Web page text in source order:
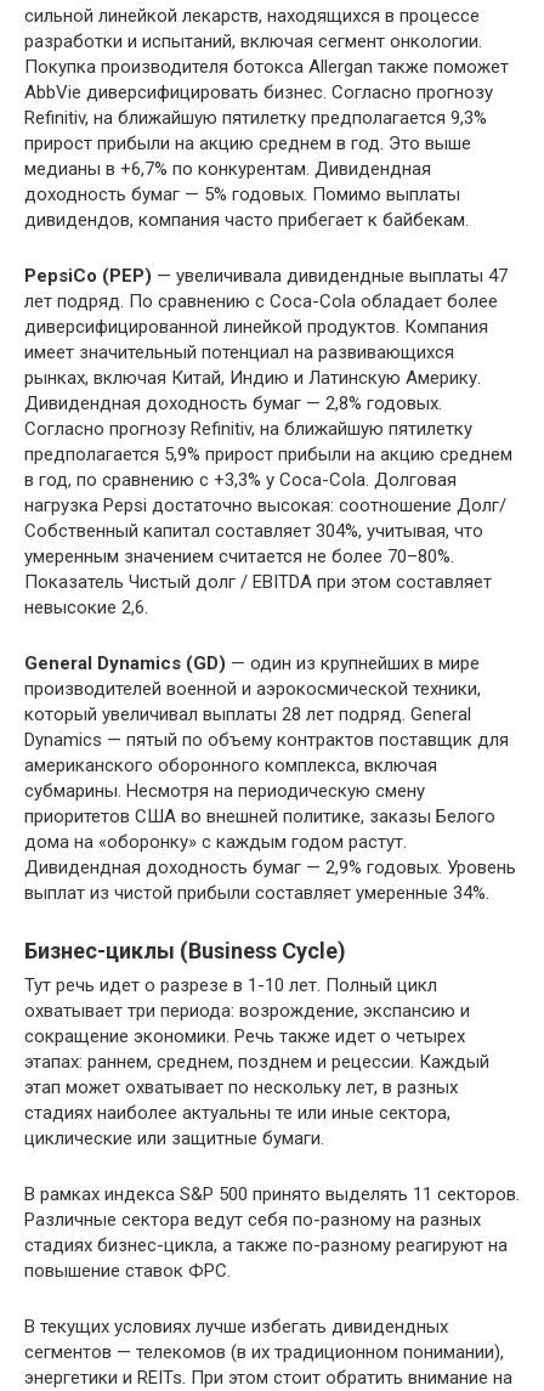
сильной линейкой лекарств, находящихся в процессе
разработки и испытаний, включая сегмент онкологии.
Покупка производителя ботокса Allergan также поможет
AbbVie диверсифицировать бизнес. Согласно прогнозу
Refinitiv, на ближайшую пятилетку предполагается 9,3%
прирост прибыли на акцию среднем в год. Это выше
медианы в +6,7% по конкурентам. Дивидендная
доходность бумаг — 5% годовых. Помимо выплаты
дивидендов, компания часто прибегает к байбекам.
PepsiCo (PEP) — увеличивала дивидендные выплаты 47
лет подряд. По сравнению с Coca-Cola обладает более
диверсифицированной линейкой продуктов. Компания
имеет значительный потенциал на развивающихся
рынках, включая Китай, Индию и Латинскую Америку.
Дивидендная доходность бумаг — 2,8% годовых.
Согласно прогнозу Refinitiv, на ближайшую пятилетку
предполагается 5,9% прирост прибыли на акцию среднем
в год, по сравнению с +3,3% у Coca-Cola. Долговая
нагрузка Pepsi достаточно высокая: соотношение Долг/
Собственный капитал составляет 304%, учитывая, что
умеренным значением считается не более 70–80%.
Показатель Чистый долг / EBITDA при этом составляет
невысокие 2,6.
General Dynamics (GD) — один из крупнейших в мире
производителей военной и аэрокосмической техники,
который увеличивал выплаты 28 лет подряд. General
Dynamics — пятый по объему контрактов поставщик для
американского оборонного комплекса, включая
субмарины. Несмотря на периодическую смену
приоритетов США во внешней политике, заказы Белого
дома на «оборонку» с каждым годом растут.
Дивидендная доходность бумаг — 2,9% годовых. Уровень
выплат из чистой прибыли составляет умеренные 34%.
Бизнес-циклы (Business Cycle)
Тут речь идет о разрезе в 1-10 лет. Полный цикл
охватывает три периода: возрождение, экспансию и
сокращение экономики. Речь также идет о четырех
этапах: раннем, среднем, позднем и рецессии. Каждый
этап может охватывает по нескольку лет, в разных
стадиях наиболее актуальны те или иные сектора,
циклические или защитные бумаги.
В рамках индекса S&P 500 принято выделять 11 секторов.
Различные сектора ведут себя по-разному на разных
стадиях бизнес-цикла, а также по-разному реагируют на
повышение ставок ФРС.
В текущих условиях лучше избегать дивидендных
сегментов — телекомов (в их традиционном понимании),
энергетики и REITs. При этом стоит обратить внимание на